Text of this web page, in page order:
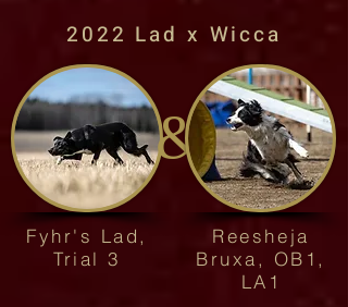
2022 Lad x Wicca
&
Fyhr's Lad,
Trial 3
Reesheja
Bruxa, OB1,
LA1